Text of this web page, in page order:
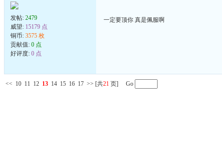
发帖: 2479
威望: 15179 点
铜币: 3575 枚
贡献值: 0 点
好评度: 0 点
一定要顶你 真是佩服啊
<< 10 11 12 13 14 15 16 17 >> [共21 页] Go